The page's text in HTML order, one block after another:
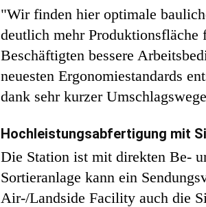
"Wir finden hier optimale
deutlich mehr Produktionsfläche
Beschäftigten bessere
neuesten Ergonomiestandards
dank sehr kurzer
Hochleistungsabfertigung mit
Die Station ist mit direkten Be-
Sortieranlage kann ein
Air-/Landside Facility auch die